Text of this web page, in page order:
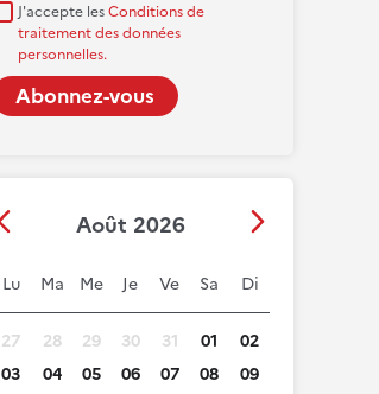
J'accepte lesConditions de
traitement des données
personnelles.
Août 2026
Lu Ma Me Je Ve Sa Di
27 28 29 30 31 01
02
03
04 05 06 07 08
09